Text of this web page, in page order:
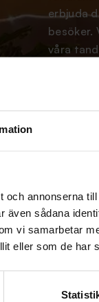
och annonserna
sådana
vi samarbetar
eller som de har
erbjuda
besöker.
våra
Du